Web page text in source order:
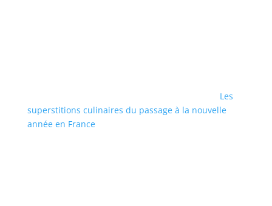
Les
superstitions culinaires du passage à la nouvelle
année en France